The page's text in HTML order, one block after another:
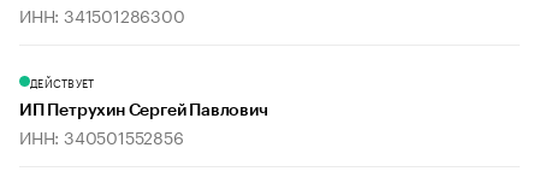
ИНН: 341501286300
ДЕЙСТВУЕТ
ИП Петрухин Сергей Павлович
ИНН: 340501552856